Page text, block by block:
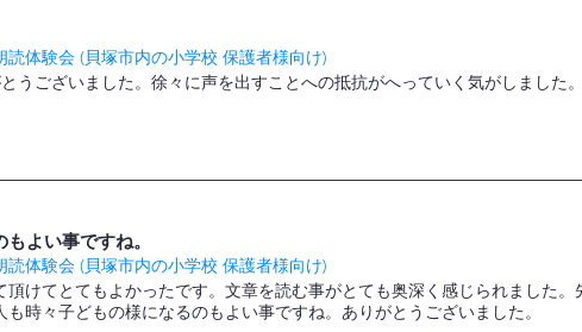
読体験会 (貝塚市内の小学校 保護者様向け)
うございました。徐々に声を出すことへの抵抗がへっていく気がしました
よい事ですね。
読体験会 (貝塚市内の小学校 保護者様向け)
けてとてもよかったです。文章を読む事がとても奥深く感じられました
時々子どもの様になるのもよい事ですね。ありがとうございました。